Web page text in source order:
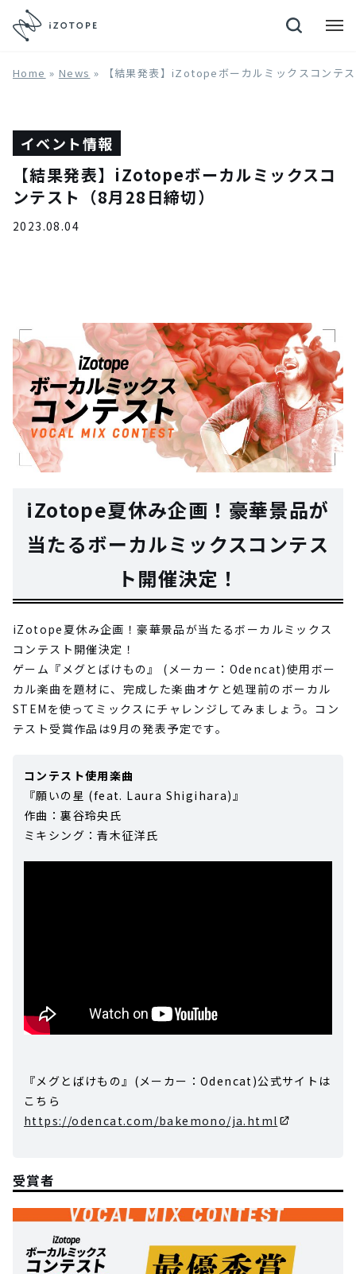
Home » News » 【結果発表】iZotopeボーカルミックスコンテ
イベント情報
【結果発表】iZotopeボーカルミックスコ
ンテスト（8月28日締切）
2023.08.04
iZotope夏休み企画！豪華景品が
当たるボーカルミックスコンテス
ト開催決定！
iZotope夏休み企画！豪華景品が当たるボーカルミックス
コンテスト開催決定！
ゲーム『メグとばけもの』 (メーカー：Odencat)使用ボー
カル楽曲を題材に、完成した楽曲オケと処理前のボーカル
STEMを使ってミックスにチャレンジしてみましょう。コン
テスト受賞作品は9月の発表予定です。
コンテスト使用楽曲
『願いの星 (feat. Laura Shigihara)』
作曲：裏谷玲央氏
ミキシング：青木征洋氏
『メグとばけもの』(メーカー：Odencat)公式サイトは
こちら
https://odencat.com/bakemono/ja.html
受賞者